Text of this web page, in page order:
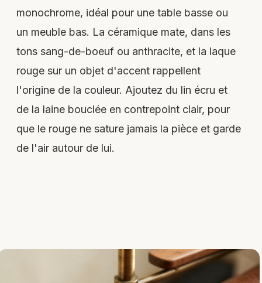
monochrome, idéal pour une table basse ou
un meuble bas. La céramique mate, dans les
tons sang-de-boeuf ou anthracite, et la laque
rouge sur un objet d'accent rappellent
l'origine de la couleur. Ajoutez du lin écru et
de la laine bouclée en contrepoint clair, pour
que le rouge ne sature jamais la pièce et garde
de l'air autour de lui.